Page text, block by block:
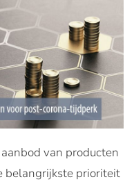
van producten
belangrijkste prioriteit